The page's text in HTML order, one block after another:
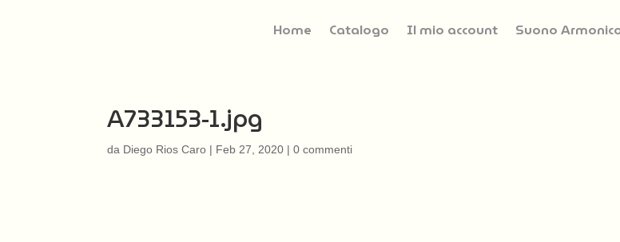
Home Catalogo Il mio account Suono
A733153-1.jpg
da Diego Rios Caro | Feb 27, 2020 |0 commenti